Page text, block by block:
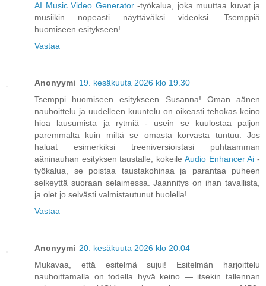
AI Music Video Generator-työkalua, joka muuttaa kuvat ja
musiikin nopeasti näyttäväksi videoksi. Tsemppiä
huomiseen esitykseen!
Vastaa
Anonyymi 19. kesäkuuta 2026 klo 19.30
Tsemppi huomiseen esitykseen Susanna! Oman aänen
nauhoittelu ja uudelleen kuuntelu on oikeasti tehokas keino
hioa lausumista ja rytmiä - usein se kuulostaa paljon
paremmalta kuin miltä se omasta korvasta tuntuu. Jos
haluat esimerkiksi treeniversioistasi puhtaamman
aäninauhan esityksen taustalle, kokeile Audio Enhancer Ai -
työkalua, se poistaa taustakohinaa ja parantaa puheen
selkeyttä suoraan selaimessa. Jaannitys on ihan tavallista,
ja olet jo selvästi valmistautunut huolella!
Vastaa
Anonyymi 20. kesäkuuta 2026 klo 20.04
Mukavaa, että esitelmä sujui! Esitelmän harjoittelu
nauhoittamalla on todella hyvä keino — itsekin tallennan